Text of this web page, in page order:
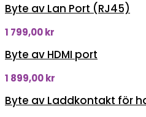
Byte av Lan Port (RJ45)
1 799,00kr
Byte av HDMI port
1 899,00kr
Byte av Laddkontakt för